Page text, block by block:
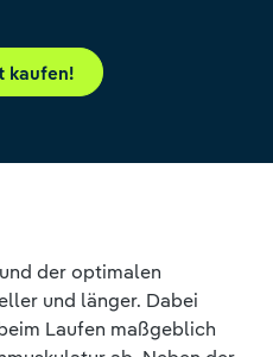
kaufen!
der optimalen
und länger. Dabei
Laufen maßgeblich